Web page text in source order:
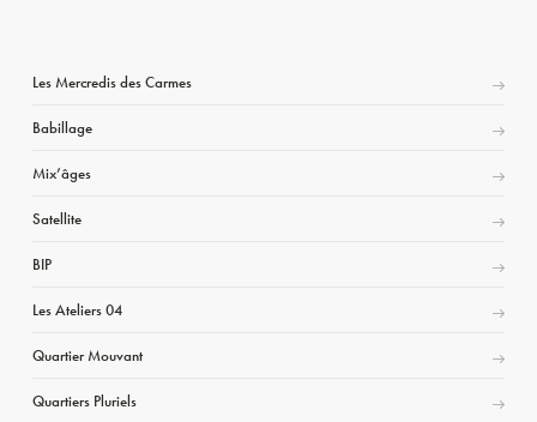
Les Mercredis des Carmes
Babillage
Mix’âges
Satellite
BIP
Les Ateliers 04
Quartier Mouvant
Quartiers Pluriels